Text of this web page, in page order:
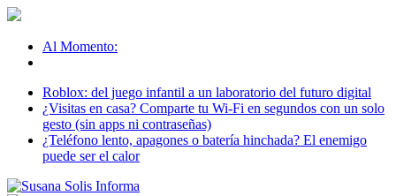
Al Momento:
Roblox: del juego infantil a un laboratorio del futuro digital
¿Visitas en casa? Comparte tu Wi-Fi en segundos con un solo
gesto (sin apps ni contraseñas)
¿Teléfono lento, apagones o batería hinchada? El enemigo
puede ser el calor